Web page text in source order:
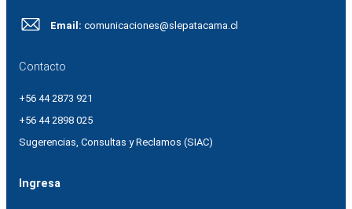
Email: comunicaciones@slepatacama.cl
Contacto
+56 44 2873 921
+56 44 2898 025
Sugerencias, Consultas y Reclamos (SIAC)
Ingresa